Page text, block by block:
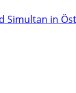
Simultan in